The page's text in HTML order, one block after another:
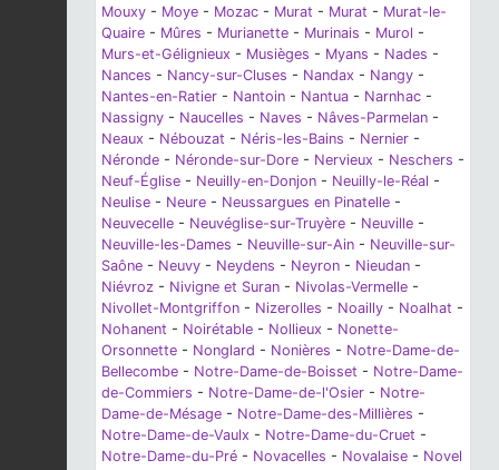
Mouxy - Moye - Mozac - Murat - Murat - Murat-le-
Quaire - Mûres - Murianette - Murinais - Murol -
Murs-et-Gélignieux - Musièges - Myans - Nades -
Nances - Nancy-sur-Cluses - Nandax - Nangy -
Nantes-en-Ratier - Nantoin - Nantua - Narnhac -
Nassigny - Naucelles - Naves - Nâves-Parmelan -
Neaux - Nébouzat - Néris-les-Bains - Nernier -
Néronde - Néronde-sur-Dore - Nervieux - Neschers -
Neuf-Église - Neuilly-en-Donjon - Neuilly-le-Réal -
Neulise - Neure - Neussargues en Pinatelle -
Neuvecelle - Neuvéglise-sur-Truyère - Neuville -
Neuville-les-Dames - Neuville-sur-Ain - Neuville-sur-
Saône - Neuvy - Neydens - Neyron - Nieudan -
Niévroz - Nivigne et Suran - Nivolas-Vermelle -
Nivollet-Montgriffon - Nizerolles - Noailly - Noalhat -
Nohanent - Noirétable - Nollieux - Nonette-
Orsonnette - Nonglard - Nonières - Notre-Dame-de-
Bellecombe - Notre-Dame-de-Boisset - Notre-Dame-
de-Commiers - Notre-Dame-de-l'Osier - Notre-
Dame-de-Mésage - Notre-Dame-des-Millières -
Notre-Dame-de-Vaulx - Notre-Dame-du-Cruet -
Notre-Dame-du-Pré - Novacelles - Novalaise - Novel